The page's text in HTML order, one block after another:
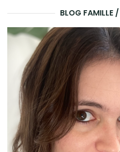
BLOG FAMILLE /